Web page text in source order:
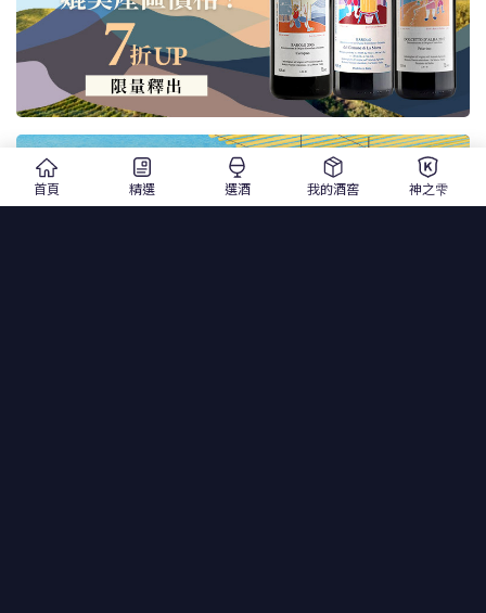
首頁 精選 選酒 我的酒窖 神之雫